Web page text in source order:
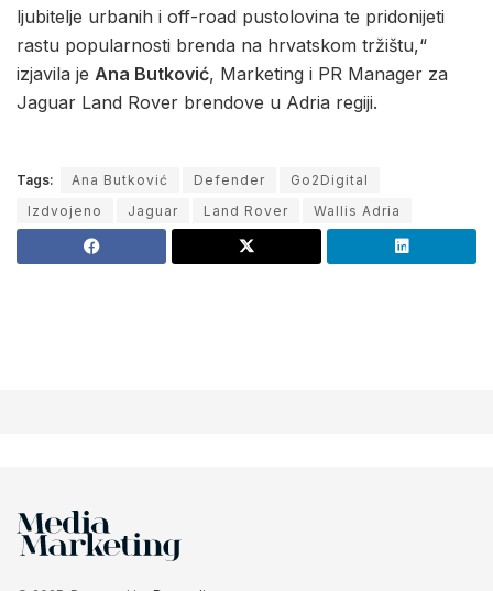
ljubitelje urbanih i off-road pustolovina te pridonijeti
rastu popularnosti brenda na hrvatskom tržištu,“
izjavila je Ana Butković, Marketing i PR Manager za
Jaguar Land Rover brendove u Adria regiji.
Tags: Ana Butković Defender
Go2Digital
Izdvojeno
Jaguar Land Rover Wallis Adria